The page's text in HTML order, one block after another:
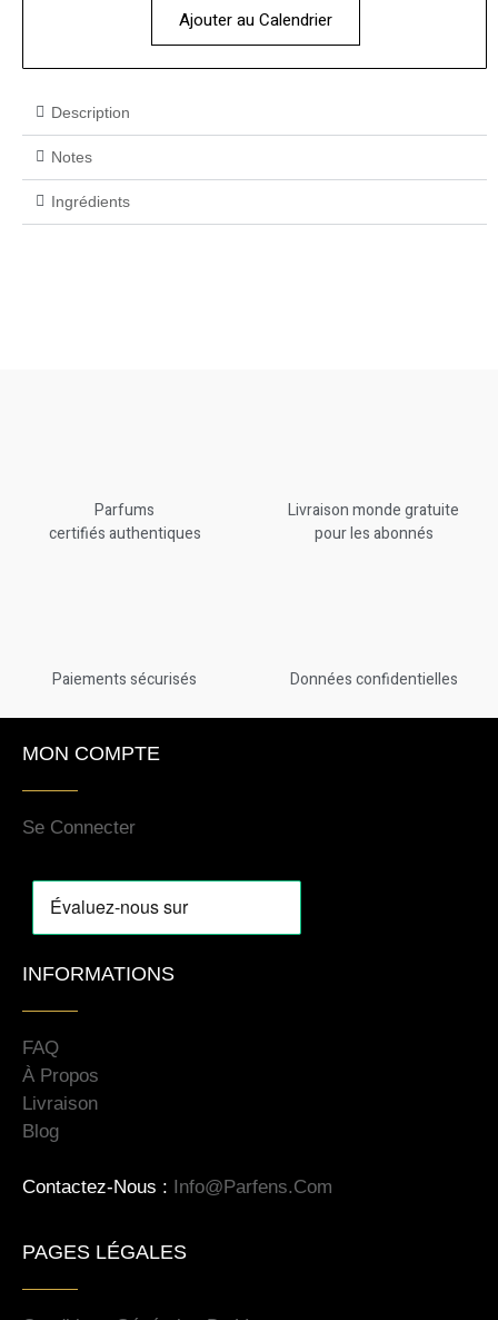
Ajouter au Calendrier
Description
Notes
Ingrédients
Parfums
certifiés authentiques
Livraison monde gratuite
pour les abonnés
Paiements sécurisés Données confidentielles
MON COMPTE
Se Connecter
INFORMATIONS
FAQ
À Propos
Livraison
Blog
Contactez-Nous : Info@parfens.com
PAGES LÉGALES